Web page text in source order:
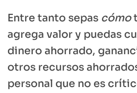
Entre tanto sepas cómo
agrega valor y puedas
dinero ahorrado,
otros recursos
personal que no es